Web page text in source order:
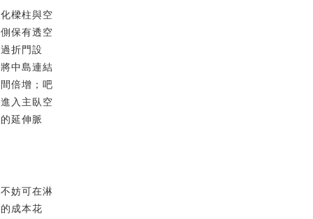
樑柱與空
保有透空
折門設
中島連結
倍增；吧
入主臥空
延伸脈
妨可在淋
成本花